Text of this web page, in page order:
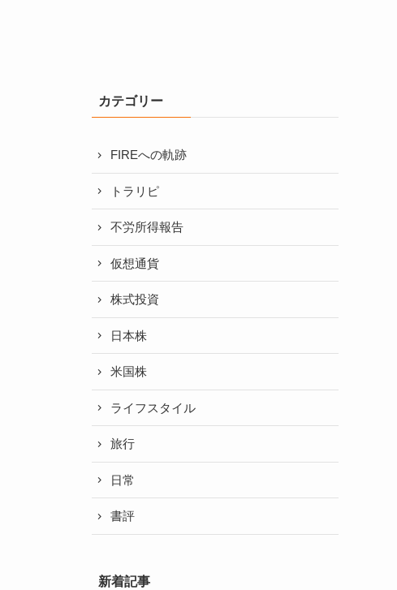
カテゴリー
FIREへの軌跡
トラリピ
不労所得報告
仮想通貨
株式投資
日本株
米国株
ライフスタイル
旅行
日常
書評
新着記事